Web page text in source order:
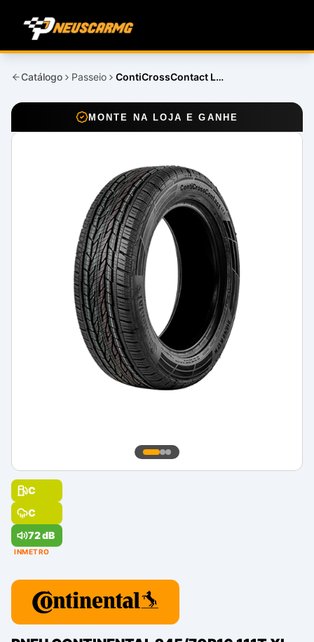
Catálogo Passeio ContiCrossContact LX2
MONTE NA LOJA E GANHE
C
C
72 dB
INMETRO